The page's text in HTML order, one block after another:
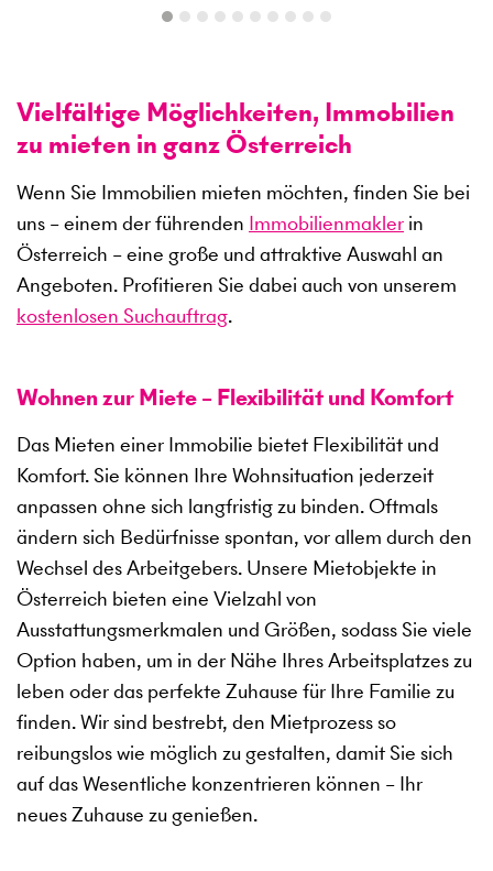
Vielfältige Möglichkeiten, Immobilien
zu mieten in ganz Österreich
Wenn Sie Immobilien mieten möchten, finden Sie bei
uns – einem der führenden Immobilienmakler in
Österreich – eine große und attraktive Auswahl an
Angeboten. Profitieren Sie dabei auch von unserem
kostenlosen Suchauftrag.
Wohnen zur Miete – Flexibilität und Komfort
Das Mieten einer Immobilie bietet Flexibilität und
Komfort. Sie können Ihre Wohnsituation jederzeit
anpassen ohne sich langfristig zu binden. Oftmals
ändern sich Bedürfnisse spontan, vor allem durch den
Wechsel des Arbeitgebers. Unsere Mietobjekte in
Österreich bieten eine Vielzahl von
Ausstattungsmerkmalen und Größen, sodass Sie viele
Option haben, um in der Nähe Ihres Arbeitsplatzes zu
leben oder das perfekte Zuhause für Ihre Familie zu
finden. Wir sind bestrebt, den Mietprozess so
reibungslos wie möglich zu gestalten, damit Sie sich
auf das Wesentliche konzentrieren können – Ihr
neues Zuhause zu genießen.